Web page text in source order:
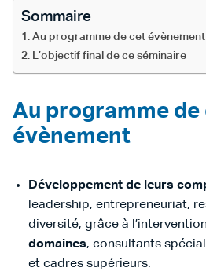
Sommaire
Au programme de cet évènement
L’objectif final de ce séminaire
Au programme de
évènement
Développement de leurs
leadership, entrepreneuriat,
diversité, grâce à l’intervention
domaines, consultants
et cadres supérieurs.